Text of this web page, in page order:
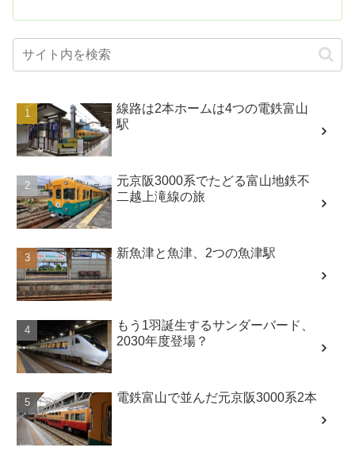
線路は2本ホームは4つの電鉄富山
駅
元京阪3000系でたどる富山地鉄不
二越上滝線の旅
新魚津と魚津、2つの魚津駅
もう1羽誕生するサンダーバード、
2030年度登場？
電鉄富山で並んだ元京阪3000系2本